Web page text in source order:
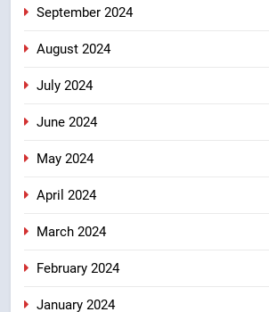
September 2024
August 2024
July 2024
June 2024
May 2024
April 2024
March 2024
February 2024
January 2024